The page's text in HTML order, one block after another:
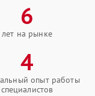
6
лет на рынке
4
опыт работы
специалистов